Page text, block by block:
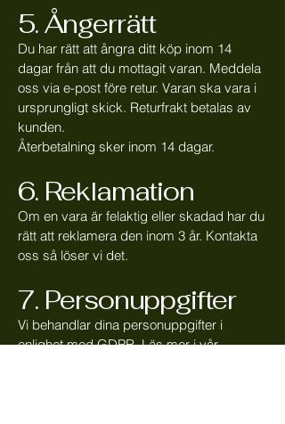
5. Ångerrätt
Du har rätt att ångra ditt köp inom 14
dagar från att du mottagit varan. Meddela
oss via e-post före retur. Varan ska vara i
ursprungligt skick. Returfrakt betalas av
kunden.
Återbetalning sker inom 14 dagar.
6. Reklamation
Om en vara är felaktig eller skadad har du
rätt att reklamera den inom 3 år. Kontakta
oss så löser vi det.
7. Personuppgifter
Vi behandlar dina personuppgifter i
enlighet med GDPR. Läs mer i vår